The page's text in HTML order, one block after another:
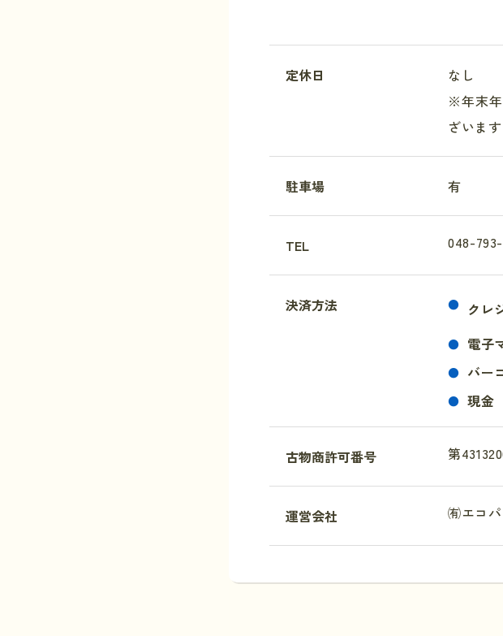
定休日
なし
※年末
ざいます
駐車場 有
TEL 048-
決済方法
クレ
電子
バー
現金
古物商許可番号 第
運営会社 ㈲エコ